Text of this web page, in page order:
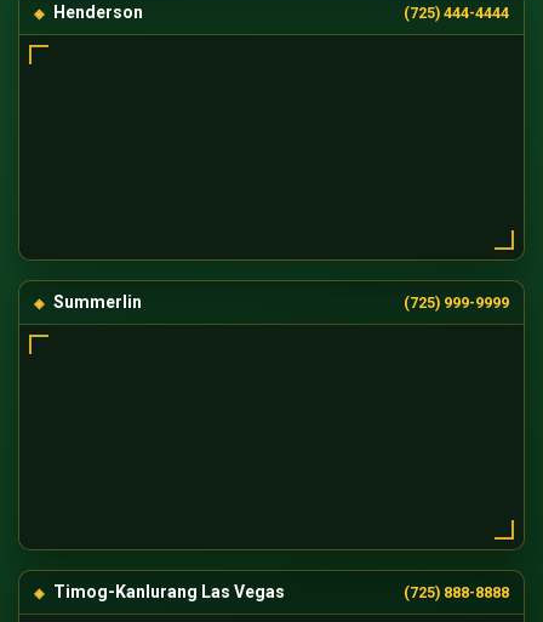
Henderson (725) 444-4444
Summerlin (725) 999-9999
Timog-Kanlurang Las Vegas (725) 888-8888